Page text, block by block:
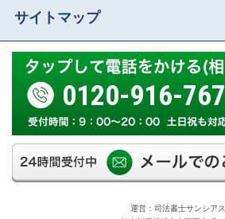
サイトマップ
0120-916-767
運営：司法書士サンシアス